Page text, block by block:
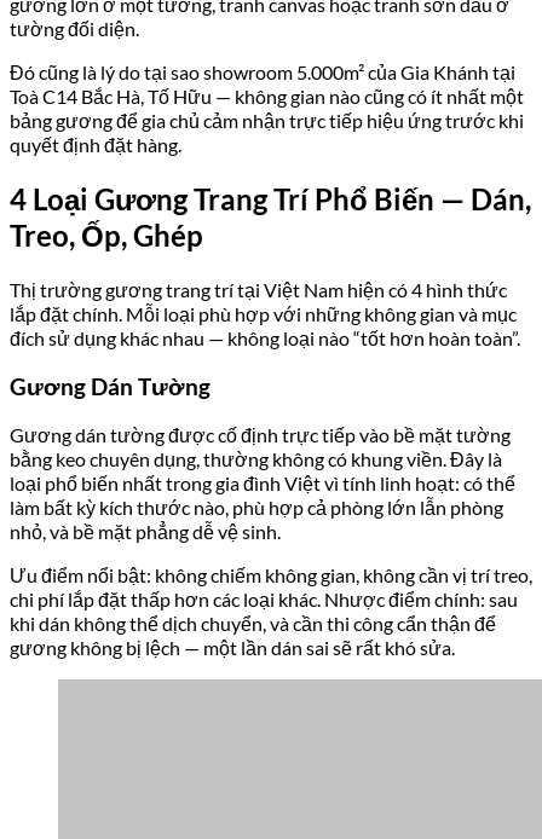
tường đối diện.
Đó cũng là lý do tại sao showroom 5.000m² của Gia Khánh tại
Toà C14 Bắc Hà, Tố Hữu — không gian nào cũng có ít nhất một
bảng gương để gia chủ cảm nhận trực tiếp hiệu ứng trước khi
quyết định đặt hàng.
4 Loại Gương Trang Trí Phổ Biến — Dán,
Treo, Ốp, Ghép
Thị trường gương trang trí tại Việt Nam hiện có 4 hình thức
lắp đặt chính. Mỗi loại phù hợp với những không gian và mục
đích sử dụng khác nhau — không loại nào “tốt hơn hoàn toàn”.
Gương Dán Tường
Gương dán tường được cố định trực tiếp vào bề mặt tường
bằng keo chuyên dụng, thường không có khung viền. Đây là
loại phổ biến nhất trong gia đình Việt vì tính linh hoạt: có thể
làm bất kỳ kích thước nào, phù hợp cả phòng lớn lẫn phòng
nhỏ, và bề mặt phẳng dễ vệ sinh.
Ưu điểm nổi bật: không chiếm không gian, không cần vị trí treo,
chi phí lắp đặt thấp hơn các loại khác. Nhược điểm chính: sau
khi dán không thể dịch chuyển, và cần thi công cẩn thận để
gương không bị lệch — một lần dán sai sẽ rất khó sửa.